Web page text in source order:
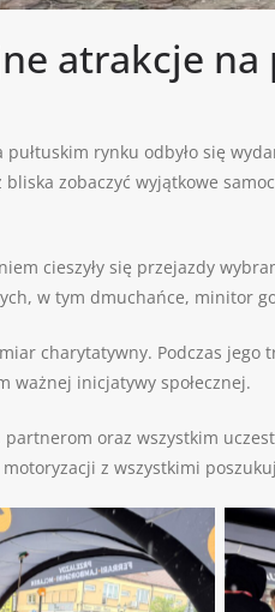
atrakcje na
pułtuskim rynku odbyło się
zobaczyć wyjątkowe
cieszyły się przejazdy
w tym dmuchańce, minitor
charytatywny. Podczas
ważnej inicjatywy społecznej.
oraz wszystkim
motoryzacji z wszystkimi